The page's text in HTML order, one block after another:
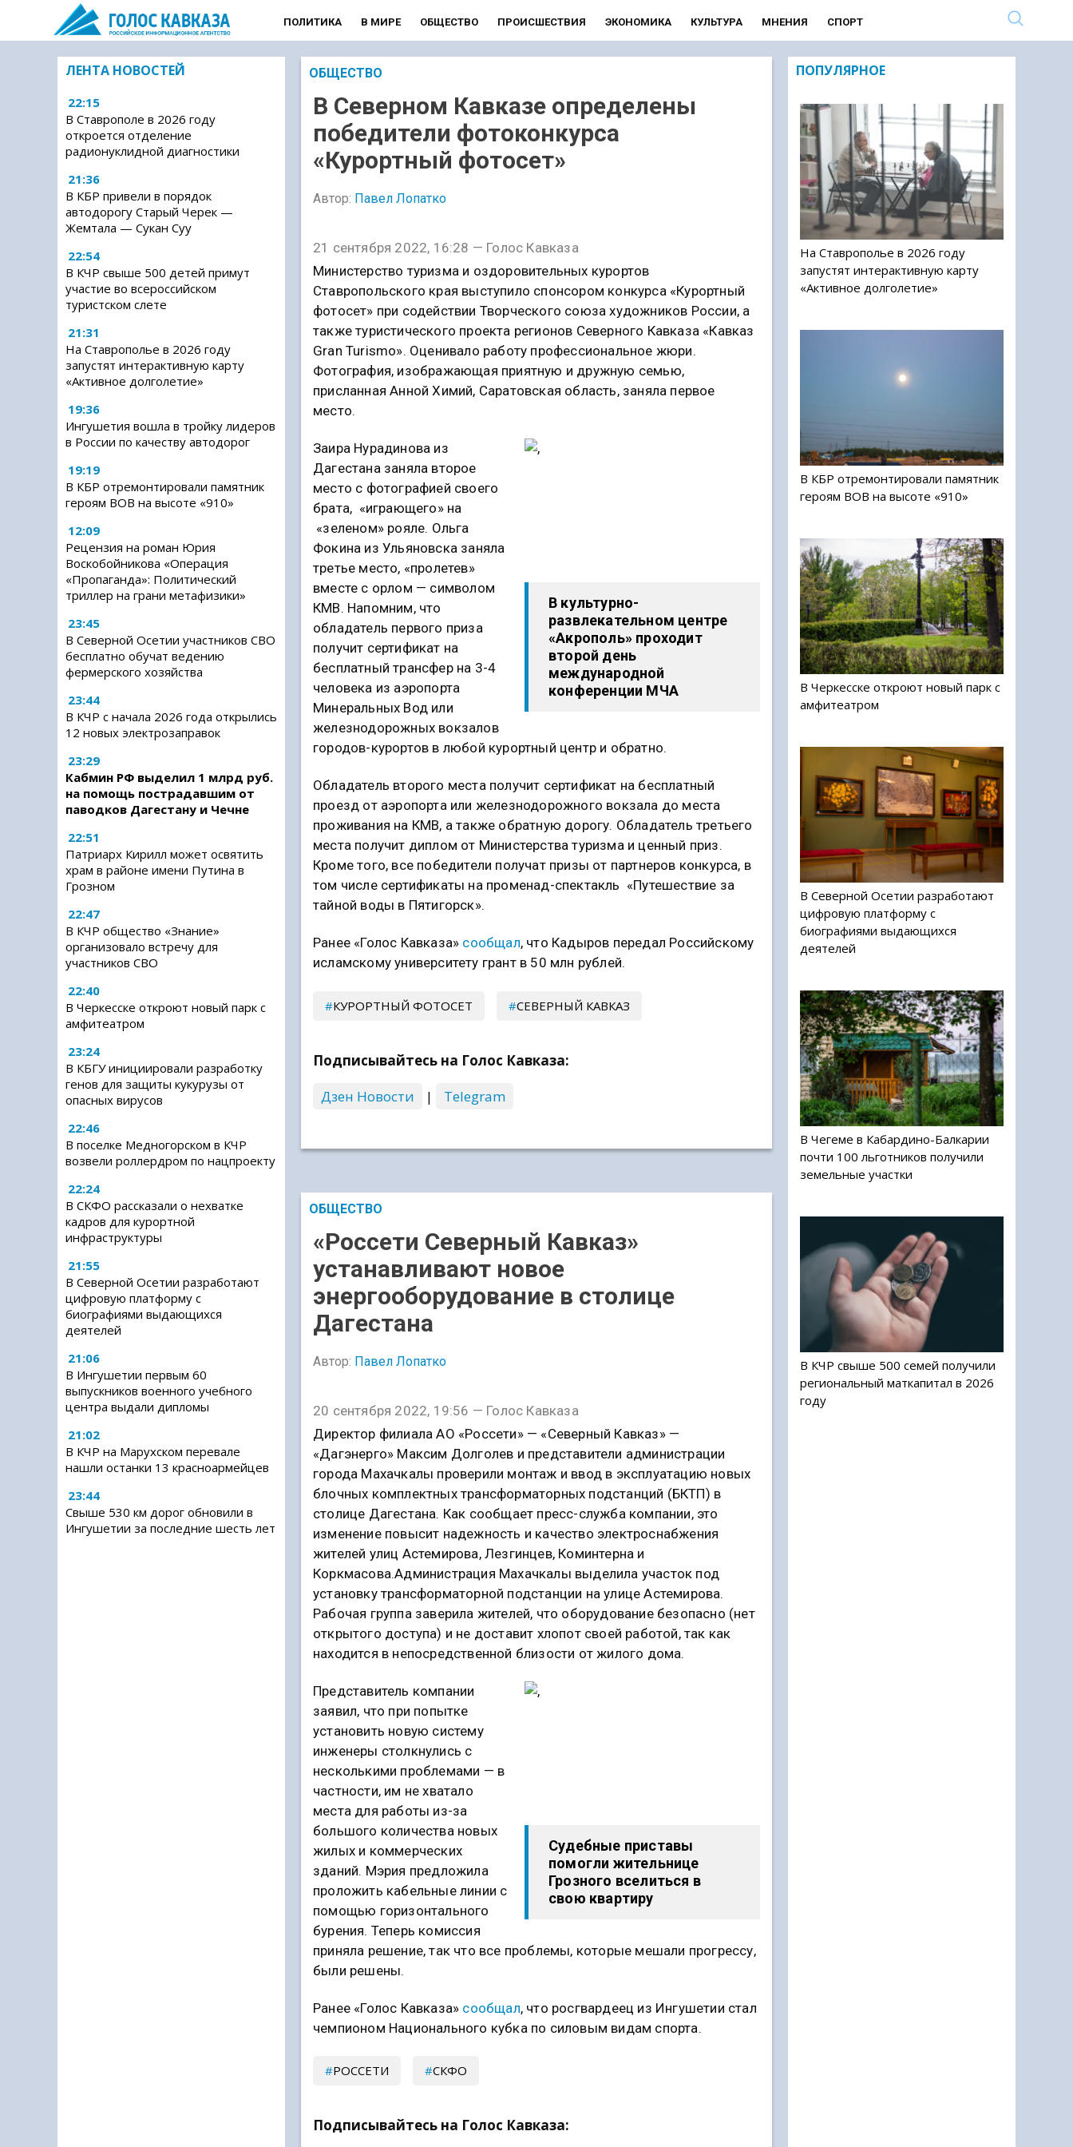
ПОЛИТИКА В МИРЕ ОБЩЕСТВО ПРОИСШЕСТВИЯ ЭКОНОМИКА КУЛЬТУРА МНЕНИЯ СПОРТ
ЛЕНТА НОВОСТЕЙ
22:15
В Ставрополе в 2026 году
откроется отделение
радионуклидной диагностики
21:36
В КБР привели в порядок
автодорогу Старый Черек —
Жемтала — Сукан Суу
22:54
В КЧР свыше 500 детей примут
участие во всероссийском
туристском слете
21:31
На Ставрополье в 2026 году
запустят интерактивную карту
«Активное долголетие»
19:36
Ингушетия вошла в тройку лидеров
в России по качеству автодорог
19:19
В КБР отремонтировали памятник
героям ВОВ на высоте «910»
12:09
Рецензия на роман Юрия
Воскобойникова «Операция
«Пропаганда»: Политический
триллер на грани метафизики»
23:45
В Северной Осетии участников СВО
бесплатно обучат ведению
фермерского хозяйства
23:44
В КЧР с начала 2026 года открылись
12 новых электрозаправок
23:29
Кабмин РФ выделил 1 млрд руб.
на помощь пострадавшим от
паводков Дагестану и Чечне
22:51
Патриарх Кирилл может освятить
храм в районе имени Путина в
Грозном
22:47
В КЧР общество «Знание»
организовало встречу для
участников СВО
22:40
В Черкесске откроют новый парк с
амфитеатром
23:24
В КБГУ инициировали разработку
генов для защиты кукурузы от
опасных вирусов
22:46
В поселке Медногорском в КЧР
возвели роллердром по нацпроекту
22:24
В СКФО рассказали о нехватке
кадров для курортной
инфраструктуры
21:55
В Северной Осетии разработают
цифровую платформу с
биографиями выдающихся
деятелей
21:06
В Ингушетии первым 60
выпускников военного учебного
центра выдали дипломы
21:02
В КЧР на Марухском перевале
нашли останки 13 красноармейцев
23:44
Свыше 530 км дорог обновили в
Ингушетии за последние шесть лет
ОБЩЕСТВО
В Северном Кавказе определены
победители фотоконкурса
«Курортный фотосет»
Автор: Павел Лопатко
21 сентября 2022, 16:28 — Голос Кавказа
Министерство туризма и оздоровительных курортов
Ставропольского края выступило спонсором конкурса «Курортный
фотосет» при содействии Творческого союза художников России, а
также туристического проекта регионов Северного Кавказа «Кавказ
Gran Turismo». Оценивало работу профессиональное жюри.
Фотография, изображающая приятную и дружную семью,
присланная Анной Химий, Саратовская область, заняла первое
место.
В культурно-
развлекательном центре
«Акрополь» проходит
второй день
международной
конференции МЧА
Заира Нурадинова из
Дагестана заняла второе
место с фотографией своего
брата, «играющего» на
«зеленом» рояле. Ольга
Фокина из Ульяновска заняла
третье место, «пролетев»
вместе с орлом — символом
КМВ. Напомним, что
обладатель первого приза
получит сертификат на
бесплатный трансфер на 3-4
человека из аэропорта
Минеральных Вод или
железнодорожных вокзалов
городов-курортов в любой курортный центр и обратно.
Обладатель второго места получит сертификат на бесплатный
проезд от аэропорта или железнодорожного вокзала до места
проживания на КМВ, а также обратную дорогу. Обладатель третьего
места получит диплом от Министерства туризма и ценный приз.
Кроме того, все победители получат призы от партнеров конкурса, в
том числе сертификаты на променад-спектакль «Путешествие за
тайной воды в Пятигорск».
Ранее «Голос Кавказа» сообщал, что Кадыров передал Российскому
исламскому университету грант в 50 млн рублей.
КУРОРТНЫЙ ФОТОСЕТ СЕВЕРНЫЙ КАВКАЗ
Подписывайтесь на Голос Кавказа:
Дзен Новости
| Telegram
ОБЩЕСТВО
«Россети Северный Кавказ»
устанавливают новое
энергооборудование в столице
Дагестана
Автор: Павел Лопатко
20 сентября 2022, 19:56 — Голос Кавказа
Директор филиала АО «Россети» — «Северный Кавказ» —
«Дагэнерго» Максим Долголев и представители администрации
города Махачкалы проверили монтаж и ввод в эксплуатацию новых
блочных комплектных трансформаторных подстанций (БКТП) в
столице Дагестана. Как сообщает пресс-служба компании, это
изменение повысит надежность и качество электроснабжения
жителей улиц Астемирова, Лезгинцев, Коминтерна и
Коркмасова.Администрация Махачкалы выделила участок под
установку трансформаторной подстанции на улице Астемирова.
Рабочая группа заверила жителей, что оборудование безопасно (нет
открытого доступа) и не доставит хлопот своей работой, так как
находится в непосредственной близости от жилого дома.
Судебные приставы
помогли жительнице
Грозного вселиться в
свою квартиру
Представитель компании
заявил, что при попытке
установить новую систему
инженеры столкнулись с
несколькими проблемами — в
частности, им не хватало
места для работы из-за
большого количества новых
жилых и коммерческих
зданий. Мэрия предложила
проложить кабельные линии с
помощью горизонтального
бурения. Теперь комиссия
приняла решение, так что все проблемы, которые мешали прогрессу,
были решены.
Ранее «Голос Кавказа» сообщал, что росгвардеец из Ингушетии стал
чемпионом Национального кубка по силовым видам спорта.
РОССЕТИ СКФО
Подписывайтесь на Голос Кавказа:
ПОПУЛЯРНОЕ
На Ставрополье в 2026 году
запустят интерактивную карту
«Активное долголетие»
В КБР отремонтировали памятник
героям ВОВ на высоте «910»
В Черкесске откроют новый парк с
амфитеатром
В Северной Осетии разработают
цифровую платформу с
биографиями выдающихся
деятелей
В Чегеме в Кабардино-Балкарии
почти 100 льготников получили
земельные участки
В КЧР свыше 500 семей получили
региональный маткапитал в 2026
году